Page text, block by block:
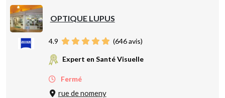
OPTIQUE LUPUS
4.9 (646avis)
Expert en Santé Visuelle
Fermé
rue de nomeny